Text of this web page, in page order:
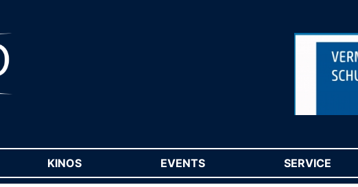
KINOS EVENTS SERVICE